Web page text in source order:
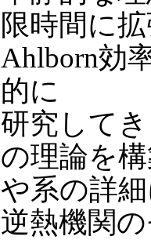
限時間に
Ahlborn効
的に
研究して
の理論を
や系の詳
逆熱機関